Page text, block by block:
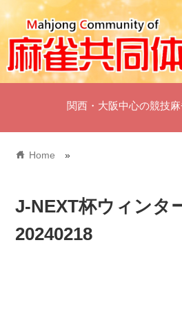
関西・大阪中心の競技
home Home »
J-NEXT杯ウィンタ
20240218